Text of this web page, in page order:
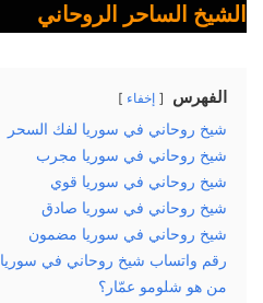
الشيخ الساحر الروحاني
الفهرس إخفاء
شيخ روحاني في سوريا لفك السحر
شيخ روحاني في سوريا مجرب
شيخ روحاني في سوريا قوي
شيخ روحاني في سوريا صادق
شيخ روحاني في سوريا مضمون
رقم واتساب شيخ روحاني في سوريا
من هو شلومو عمّار؟